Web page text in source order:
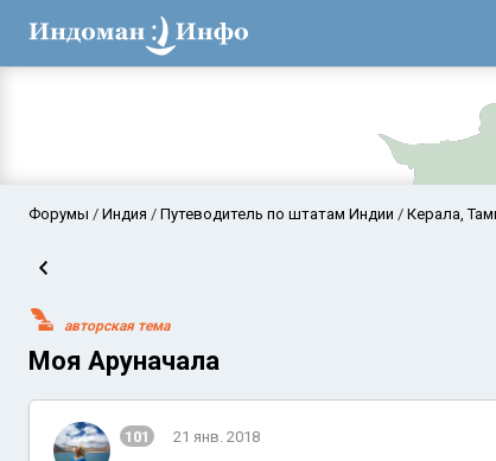
Форумы Индия Путеводитель по штатам Индии Керала,
авторская тема
Моя Аруначала
101 21 янв. 2018